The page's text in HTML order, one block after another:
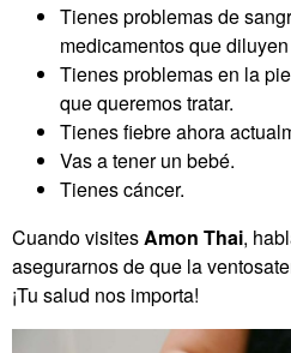
Tienes problemas de
medicamentos que
Tienes problemas en la
que queremos tratar.
Tienes fiebre ahora
Vas a tener un bebé.
Tienes cáncer.
Cuando visitesAmon Thai,
asegurarnos de que la
¡Tu salud nos importa!